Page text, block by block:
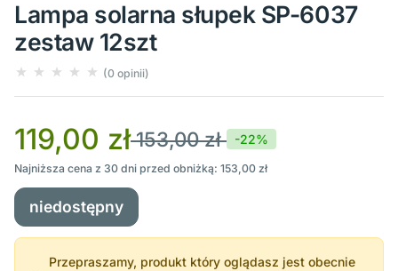
Lampa solarna słupek SP-6037
zestaw 12szt
(0 opinii)
119,00 zł153,00 zł -22%
Najniższa cena z 30 dni przed obniżką: 153,00 zł
niedostępny
Przepraszamy, produkt który oglądasz jest obecnie